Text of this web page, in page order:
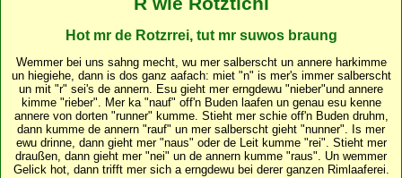
Hot mr de Rotzrrei, tut mr suwos braung
Wemmer bei uns sahng mecht, wu mer salberscht un annere harkimme
un hiegiehe, dann is dos ganz aafach: miet "n" is mer's immer salberscht
un mit "r" sei's de annern. Esu gieht mer erngdewu "nieber"und annere
kimme "rieber". Mer ka "nauf" off'n Buden laafen un genau esu kenne
annere von dorten "runner" kumme. Stieht mer schie off'n Buden druhm,
dann kumme de annern "rauf" un mer salberscht gieht "nunner". Is mer
ewu drinne, dann gieht mer "naus" oder de Leit kumme "rei". Stieht mer
draußen, dann gieht mer "nei" un de annern kumme "raus". Un wemmer
Gelick hot, dann trifft mer sich a erngdewu bei derer ganzen Rimlaaferei.